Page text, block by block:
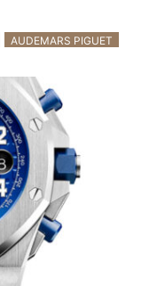
AUDEMARS PIGUET